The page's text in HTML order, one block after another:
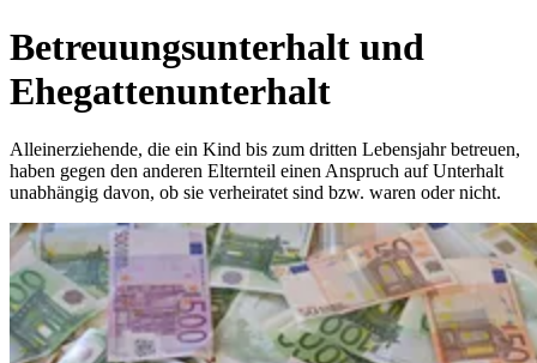
Betreuungsunterhalt und
Ehegattenunterhalt
Alleinerziehende, die ein Kind bis zum dritten Lebensjahr betreuen,
haben gegen den anderen Elternteil einen Anspruch auf Unterhalt
unabhängig davon, ob sie verheiratet sind bzw. waren oder nicht.